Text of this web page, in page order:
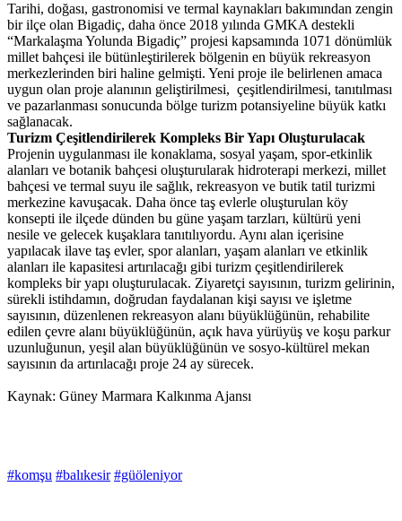
Tarihi, doğası, gastronomisi ve termal kaynakları bakımından zengin
bir ilçe olan Bigadiç, daha önce 2018 yılında GMKA destekli
“Markalaşma Yolunda Bigadiç” projesi kapsamında 1071 dönümlük
millet bahçesi ile bütünleştirilerek bölgenin en büyük rekreasyon
merkezlerinden biri haline gelmişti. Yeni proje ile belirlenen amaca
uygun olan proje alanının geliştirilmesi, çeşitlendirilmesi, tanıtılması
ve pazarlanması sonucunda bölge turizm potansiyeline büyük katkı
sağlanacak.
Turizm Çeşitlendirilerek Kompleks Bir Yapı Oluşturulacak
Projenin uygulanması ile konaklama, sosyal yaşam, spor-etkinlik
alanları ve botanik bahçesi oluşturularak hidroterapi merkezi, millet
bahçesi ve termal suyu ile sağlık, rekreasyon ve butik tatil turizmi
merkezine kavuşacak. Daha önce taş evlerle oluşturulan köy
konsepti ile ilçede dünden bu güne yaşam tarzları, kültürü yeni
nesile ve gelecek kuşaklara tanıtılıyordu. Aynı alan içerisine
yapılacak ilave taş evler, spor alanları, yaşam alanları ve etkinlik
alanları ile kapasitesi artırılacağı gibi turizm çeşitlendirilerek
kompleks bir yapı oluşturulacak. Ziyaretçi sayısının, turizm gelirinin,
sürekli istihdamın, doğrudan faydalanan kişi sayısı ve işletme
sayısının, düzenlenen rekreasyon alanı büyüklüğünün, rehabilite
edilen çevre alanı büyüklüğünün, açık hava yürüyüş ve koşu parkur
uzunluğunun, yeşil alan büyüklüğünün ve sosyo-kültürel mekan
sayısının da artırılacağı proje 24 ay sürecek.
Kaynak: Güney Marmara Kalkınma Ajansı
#komşu #balıkesir #güöleniyor